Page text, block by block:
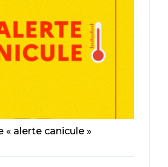
« alerte canicule »